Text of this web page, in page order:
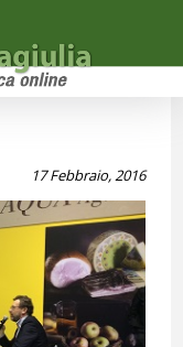
17 Febbraio, 2016